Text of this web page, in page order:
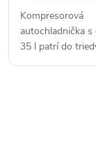
Kompresorová
autochladnička s
35 l patrí do